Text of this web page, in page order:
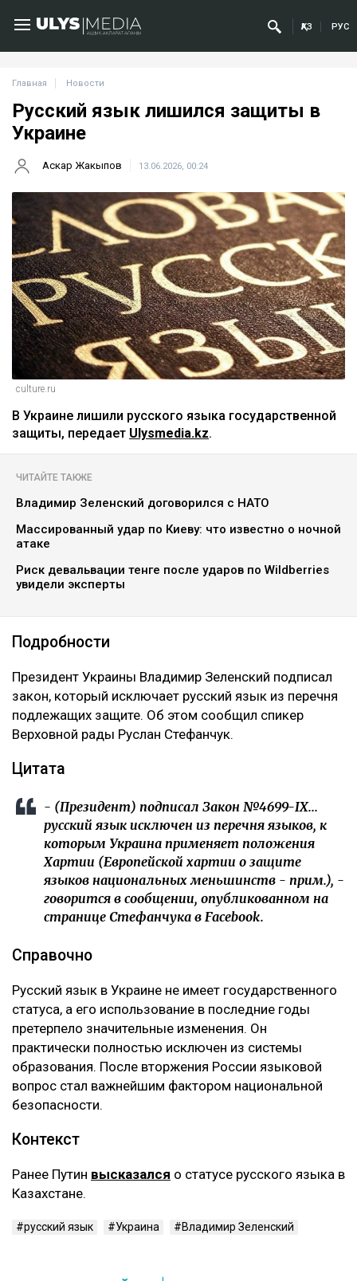
ҚАЗ РУС
Главная Новости
Русский язык лишился защиты в
Украине
Аскар Жакыпов 13.06.2026, 00:24
culture.ru
В Украине лишили русского языка государственной
защиты, передает Ulysmedia.kz.
ЧИТАЙТЕ ТАКЖЕ
Владимир Зеленский договорился с НАТО
Массированный удар по Киеву: что известно о ночной
атаке
Риск девальвации тенге после ударов по Wildberries
увидели эксперты
Подробности
Президент Украины Владимир Зеленский подписал
закон, который исключает русский язык из перечня
подлежащих защите. Об этом сообщил спикер
Верховной рады Руслан Стефанчук.
Цитата
- (Президент) подписал Закон №4699-IX...
русский язык исключен из перечня языков, к
которым Украина применяет положения
Хартии (Европейской хартии о защите
языков национальных меньшинств - прим.), -
говорится в сообщении, опубликованном на
странице Стефанчука в Facebook.
Справочно
Русский язык в Украине не имеет государственного
статуса, а его использование в последние годы
претерпело значительные изменения. Он
практически полностью исключен из системы
образования. После вторжения России языковой
вопрос стал важнейшим фактором национальной
безопасности.
Контекст
Ранее Путин высказался о статусе русского языка в
Казахстане.
русский язык Украина Владимир Зеленский